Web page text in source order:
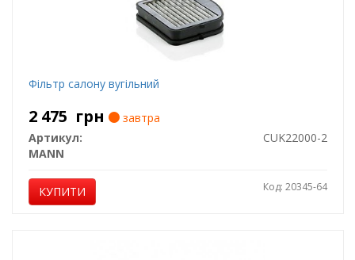
Фільтр салону вугільний
2 475 грн
завтра
Артикул:
CUK22000-2
MANN
КУПИТИ Код: 20345-64